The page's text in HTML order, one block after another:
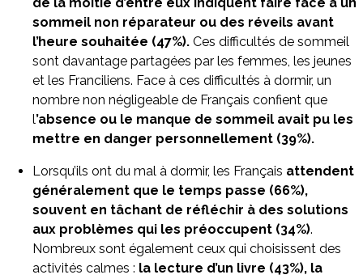
sommeil non réparateur ou des réveils avant
l’heure souhaitée (47%). Ces difficultés de sommeil
sont davantage partagées par les femmes, les jeunes
et les Franciliens. Face à ces difficultés à dormir, un
nombre non négligeable de Français confient que
l’absence ou le manque de sommeil avait pu les
mettre en danger personnellement (39%).
Lorsqu’ils ont du mal à dormir, les Français attendent
généralement que le temps passe (66%),
souvent en tâchant de réfléchir à des solutions
aux problèmes qui les préoccupent (34%).
Nombreux sont également ceux qui choisissent des
activités calmes : la lecture d’un livre (43%), la